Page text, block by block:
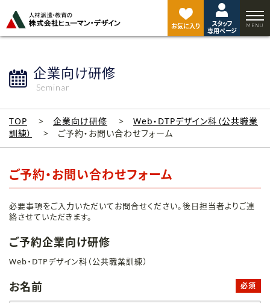
お気に入り
スタッフ
専用ページ
企業向け研修
Seminar
TOP 企業向け研修
Web・DTPデザイン科（公共職業
訓練）
ご予約・お問い合わせフォーム
ご予約・お問い合わせフォーム
必要事項をご入力いただいてお問合せください。後日担当者よりご連
絡させていただきます。
ご予約企業向け研修
Web・DTPデザイン科（公共職業訓練）
お名前 必須
ジ
ト